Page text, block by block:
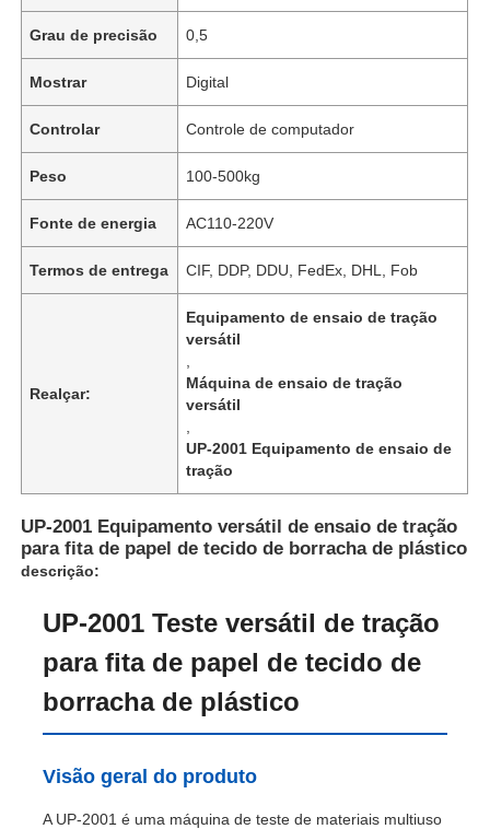
Quem Somos
Grau de precisão 0,5
Mostrar Digital
Controlar Controle de computador
Peso 100-500kg
Fonte de energia AC110-220V
Termos de entrega CIF, DDP, DDU, FedEx, DHL, Fob
Realçar:
Equipamento de ensaio de tração
versátil
Máquina de ensaio de tração
versátil
UP-2001 Equipamento de ensaio de
tração
UP-2001 Equipamento versátil de ensaio de tração
para fita de papel de tecido de borracha de plástico
descrição:
UP-2001 Teste versátil de tração
para fita de papel de tecido de
borracha de plástico
Visão geral do produto
A UP-2001 é uma máquina de teste de materiais multiuso